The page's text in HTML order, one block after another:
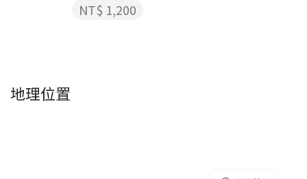
NT$ 1,200
地理位置